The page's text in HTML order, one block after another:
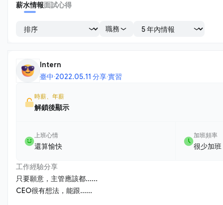
薪水情報面試心得
職務
Intern
臺中·2022.05.11 分享·實習
時薪、年薪
解鎖後顯示
上班心情
還算愉快
加班頻率
很少加班
工作經驗分享
只要願意，主管應該都......
CEO很有想法，能跟......